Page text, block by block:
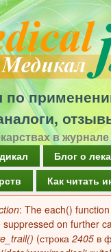
по
в
Блог о
Как читать
: The each()
suppressed on further
(строка 2405 в